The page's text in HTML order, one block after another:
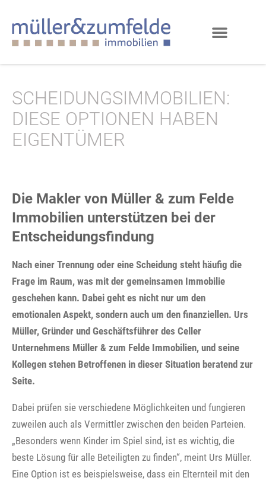
SCHEIDUNGSIMMOBILIEN:
DIESE OPTIONEN HABEN
EIGENTÜMER
Die Makler von Müller & zum Felde
Immobilien unterstützen bei der
Entscheidungsfindung
Nach einer Trennung oder eine Scheidung steht häufig die
Frage im Raum, was mit der gemeinsamen Immobilie
geschehen kann. Dabei geht es nicht nur um den
emotionalen Aspekt, sondern auch um den finanziellen. Urs
Müller, Gründer und Geschäftsführer des Celler
Unternehmens Müller & zum Felde Immobilien, und seine
Kollegen stehen Betroffenen in dieser Situation beratend zur
Seite.
Dabei prüfen sie verschiedene Möglichkeiten und fungieren
zuweilen auch als Vermittler zwischen den beiden Parteien.
„Besonders wenn Kinder im Spiel sind, ist es wichtig, die
beste Lösung für alle Beteiligten zu finden“, meint Urs Müller.
Eine Option ist es beispielsweise, dass ein Elternteil mit den